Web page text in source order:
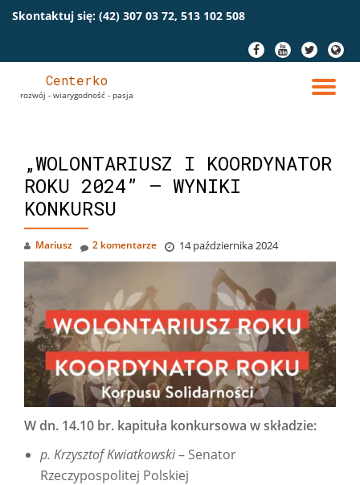
Skontaktuj się: (42) 307 03 72, 513 102 508
fa-
facebook
fa-
youtube
fa-
twitter
fa-
globe
Centerko
rozwój - wiarygodność - pasja
„WOLONTARIUSZ I KOORDYNATOR
ROKU 2024” – WYNIKI
KONKURSU
Mariusz 14 października 2024
2 komentarze
W dn. 14.10 br. kapituła konkursowa w składzie:
p. Krzysztof Kwiatkowski– Senator
Rzeczypospolitej Polskiej